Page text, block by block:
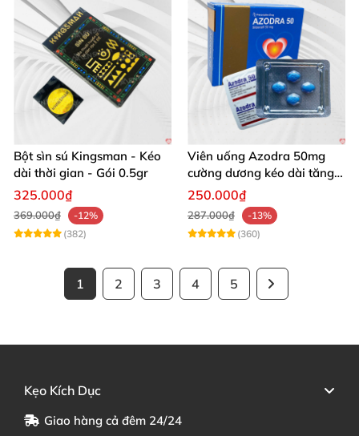
Bột sìn sú Kingsman - Kéo
dài thời gian - Gói 0.5gr
325.000₫
369.000₫
-12%
(382)
Viên uống Azodra 50mg
cường dương kéo dài tăng
sinh lý nam
250.000₫
287.000₫
-13%
(360)
1 2 3 4 5
Kẹo Kích Dục
Giao hàng cả đêm 24/24